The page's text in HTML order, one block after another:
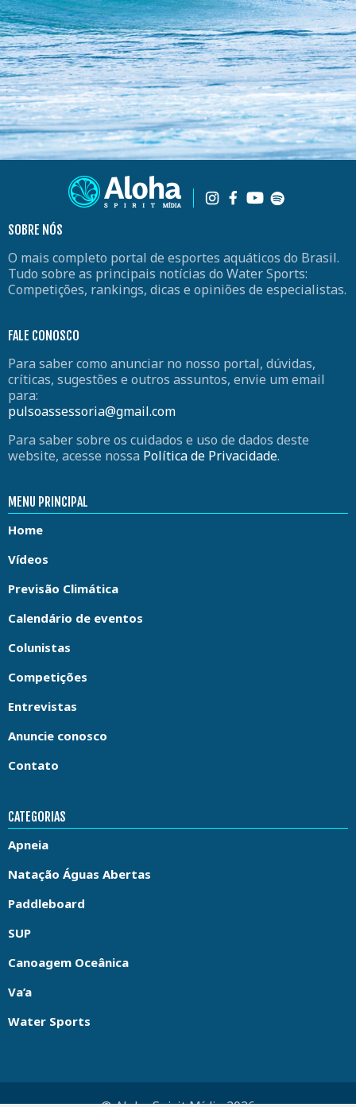
SOBRE NÓS
O mais completo portal de esportes aquáticos do Brasil.
Tudo sobre as principais notícias do Water Sports:
Competições, rankings, dicas e opiniões de especialistas.
FALE CONOSCO
Para saber como anunciar no nosso portal, dúvidas,
críticas, sugestões e outros assuntos, envie um email
para:
pulsoassessoria@gmail.com
Para saber sobre os cuidados e uso de dados deste
website, acesse nossa Política de Privacidade.
MENU PRINCIPAL
Home
Vídeos
Previsão Climática
Calendário de eventos
Colunistas
Competições
Entrevistas
Anuncie conosco
Contato
CATEGORIAS
Apneia
Natação Águas Abertas
Paddleboard
SUP
Canoagem Oceânica
Va’a
Water Sports